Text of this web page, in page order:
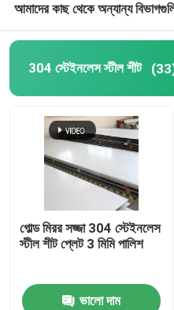
আমাদের কাছ থেকে অন্যান্য
304 স্টেইনলেস স্টীল শীট
গোল্ড মিরর সজ্জা 304 স্টেইনলেস
স্টীল শীট প্লেট 3 মিমি পালিশ
ভালো দাম